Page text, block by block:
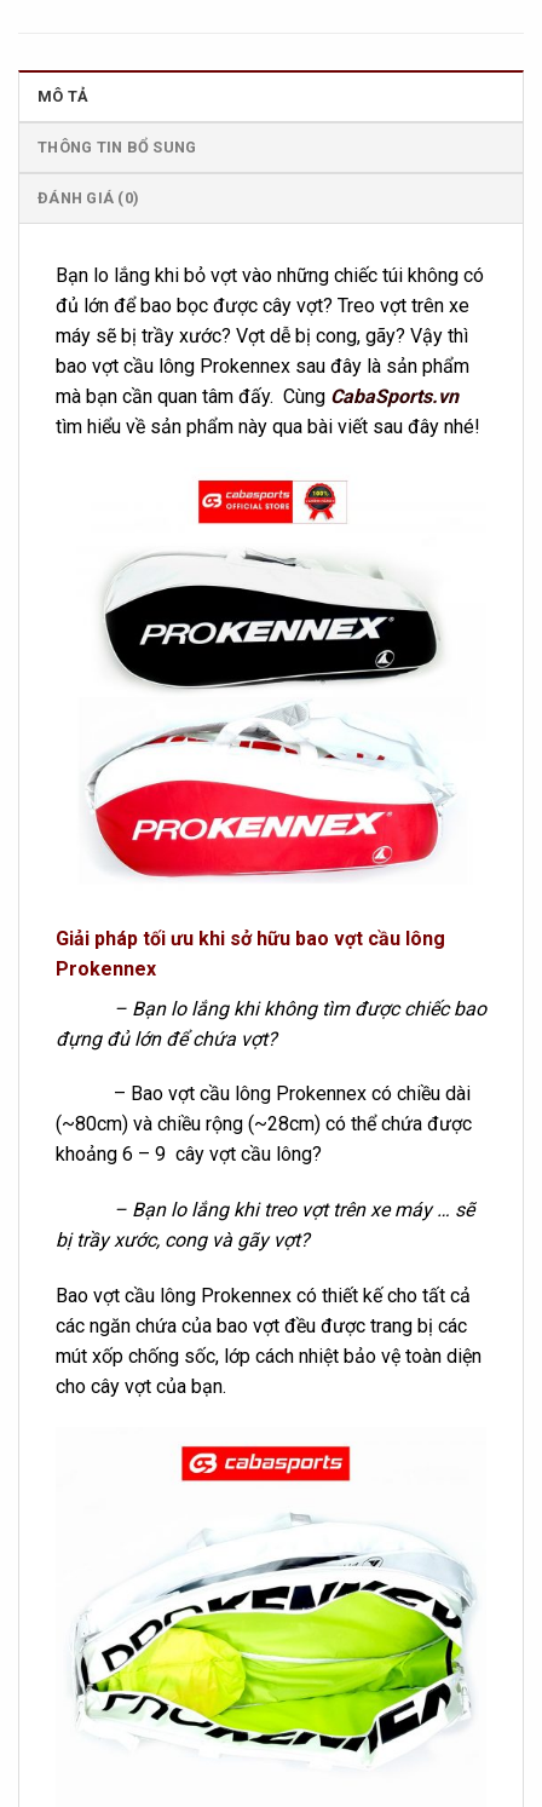
MÔ TẢ
THÔNG TIN BỔ SUNG
ĐÁNH GIÁ (0)
Bạn lo lắng khi bỏ vợt vào những chiếc túi không có
đủ lớn để bao bọc được cây vợt? Treo vợt trên xe
máy sẽ bị trầy xước? Vợt dễ bị cong, gãy? Vậy thì
bao vợt cầu lông Prokennex sau đây là sản phẩm
mà bạn cần quan tâm đấy. Cùng CabaSports.vn
tìm hiểu về sản phẩm này qua bài viết sau đây nhé!
Giải pháp tối ưu khi sở hữu bao vợt cầu lông
Prokennex
– Bạn lo lắng khi không tìm được chiếc bao
đựng đủ lớn để chứa vợt?
– Bao vợt cầu lông Prokennex có chiều dài
(~80cm) và chiều rộng (~28cm) có thể chứa được
khoảng 6 – 9 cây vợt cầu lông?
– Bạn lo lắng khi treo vợt trên xe máy … sẽ
bị trầy xước, cong và gãy vợt?
Bao vợt cầu lông Prokennex có thiết kế cho tất cả
các ngăn chứa của bao vợt đều được trang bị các
mút xốp chống sốc, lớp cách nhiệt bảo vệ toàn diện
cho cây vợt của bạn.